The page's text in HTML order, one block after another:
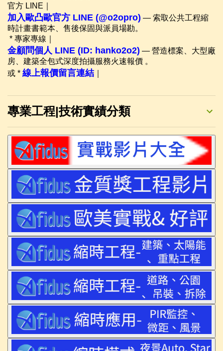
官方 LINE｜
加入歐凸歐官方 LINE (@o2opro) — 索取公共工程縮
時計畫書範本、售後保固與派員場勘。
* 專家專線｜
金顧問個人 LINE (ID: hanko2o2) — 營造標案、大型廠
房、建築全包式深度拍攝服務火速報價 。
或 * 線上報價留言連結
專業工程|技術實績分類